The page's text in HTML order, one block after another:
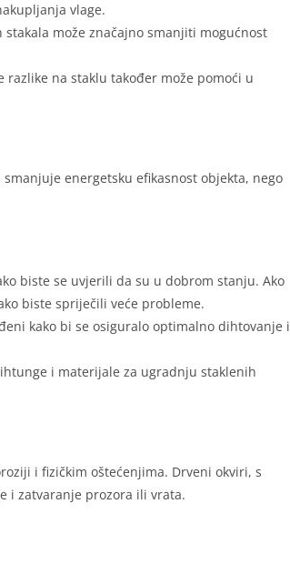
vlage.
može značajno smanjiti mogućnost
na staklu također može pomoći u
energetsku efikasnost objekta, nego
biste se uvjerili da su u dobrom stanju. Ako
biste spriječili veće probleme.
kako bi se osiguralo optimalno dihtovanje i
i materijale za ugradnju staklenih
i fizičkim oštećenjima. Drveni okviri, s
i zatvaranje prozora ili vrata.